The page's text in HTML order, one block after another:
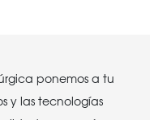
ponemos a tu
y las tecnologías